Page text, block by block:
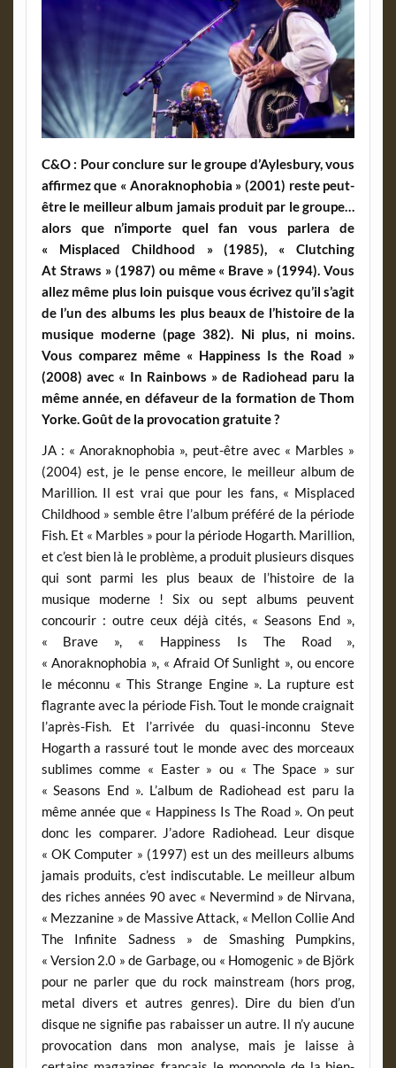
C&O : Pour conclure sur le groupe d’Aylesbury, vous
affirmez que « Anoraknophobia » (2001) reste peut-
être le meilleur album jamais produit par le groupe…
alors que n’importe quel fan vous parlera de
« Misplaced Childhood » (1985), « Clutching
At Straws » (1987) ou même « Brave » (1994). Vous
allez même plus loin puisque vous écrivez qu’il s’agit
de l’un des albums les plus beaux de l’histoire de la
musique moderne (page 382). Ni plus, ni moins.
Vous comparez même « Happiness Is the Road »
(2008) avec « In Rainbows » de Radiohead paru la
même année, en défaveur de la formation de Thom
Yorke. Goût de la provocation gratuite ?
JA : « Anoraknophobia », peut-être avec « Marbles »
(2004) est, je le pense encore, le meilleur album de
Marillion. Il est vrai que pour les fans, « Misplaced
Childhood » semble être l’album préféré de la période
Fish. Et « Marbles » pour la période Hogarth. Marillion,
et c’est bien là le problème, a produit plusieurs disques
qui sont parmi les plus beaux de l’histoire de la
musique moderne ! Six ou sept albums peuvent
concourir : outre ceux déjà cités, « Seasons End »,
« Brave », « Happiness Is The Road »,
« Anoraknophobia », « Afraid Of Sunlight », ou encore
le méconnu « This Strange Engine ». La rupture est
flagrante avec la période Fish. Tout le monde craignait
l’après-Fish. Et l’arrivée du quasi-inconnu Steve
Hogarth a rassuré tout le monde avec des morceaux
sublimes comme « Easter » ou « The Space » sur
« Seasons End ». L’album de Radiohead est paru la
même année que « Happiness Is The Road ». On peut
donc les comparer. J’adore Radiohead. Leur disque
« OK Computer » (1997) est un des meilleurs albums
jamais produits, c’est indiscutable. Le meilleur album
des riches années 90 avec « Nevermind » de Nirvana,
« Mezzanine » de Massive Attack, « Mellon Collie And
The Infinite Sadness » de Smashing Pumpkins,
« Version 2.0 » de Garbage, ou « Homogenic » de Björk
pour ne parler que du rock mainstream (hors prog,
metal divers et autres genres). Dire du bien d’un
disque ne signifie pas rabaisser un autre. Il n’y aucune
provocation dans mon analyse, mais je laisse à